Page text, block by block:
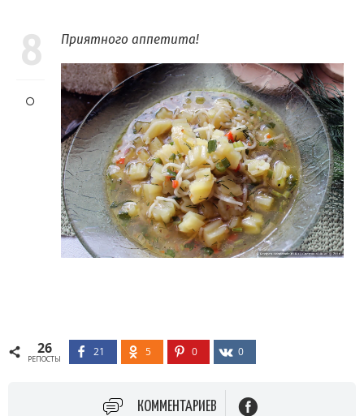
8 Приятного аппетита!
26
РЕПОСТЫ
21 5 0 0
КОММЕНТАРИЕВ